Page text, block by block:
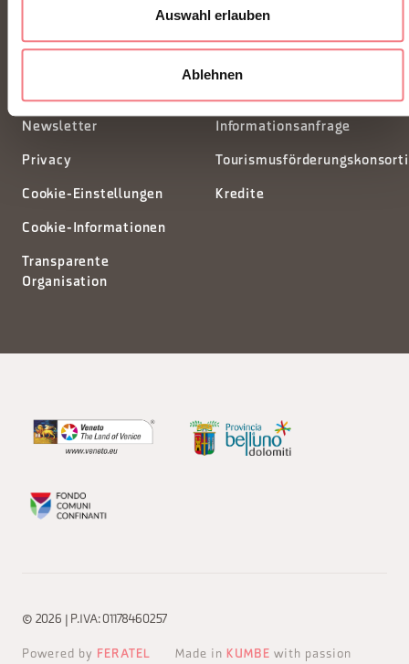
Auswahl erlauben
Ablehnen
32100 Belluno - Italia
segreteria@dmodolomiti.it
Newsletter
Privacy
Cookie-Einstellungen
Cookie-Informationen
Transparente
Organisation
Informationsanfrage
Kredite
© 2026 | P.IVA: 01178460257
Powered by FERATEL Made in KUMBE with passion